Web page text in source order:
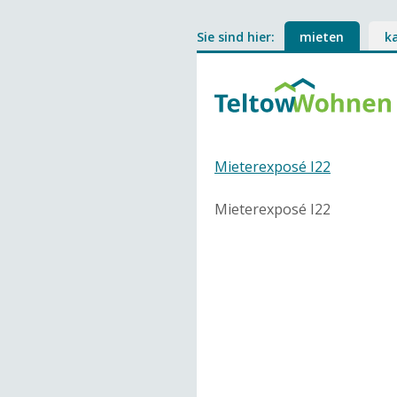
Sie sind hier: mieten
Mieterexposé I22
Mieterexposé I22